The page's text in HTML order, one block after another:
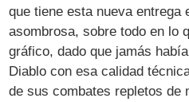
que tiene esta nueva entrega
asombrosa, sobre todo en lo
gráfico, dado que jamás
Diablo con esa calidad
de sus combates repletos de